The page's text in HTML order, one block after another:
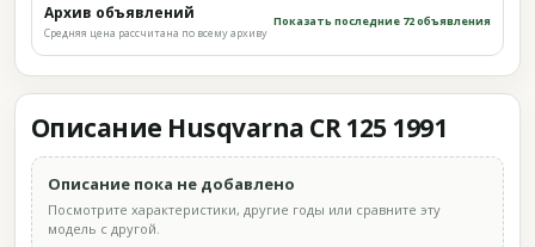
Архив объявлений
Средняя цена рассчитана по всему архиву
Показать последние 72 объявления
Описание Husqvarna CR 125 1991
Описание пока не добавлено
Посмотрите характеристики, другие годы или сравните эту
модель с другой.